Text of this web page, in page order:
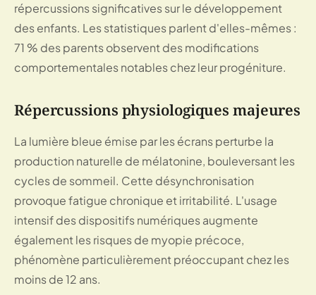
répercussions significatives sur le développement
des enfants. Les statistiques parlent d'elles-mêmes :
71 % des parents observent des modifications
comportementales notables chez leur progéniture.
Répercussions physiologiques majeures
La lumière bleue émise par les écrans perturbe la
production naturelle de mélatonine, bouleversant les
cycles de sommeil. Cette désynchronisation
provoque fatigue chronique et irritabilité. L'usage
intensif des dispositifs numériques augmente
également les risques de myopie précoce,
phénomène particulièrement préoccupant chez les
moins de 12 ans.